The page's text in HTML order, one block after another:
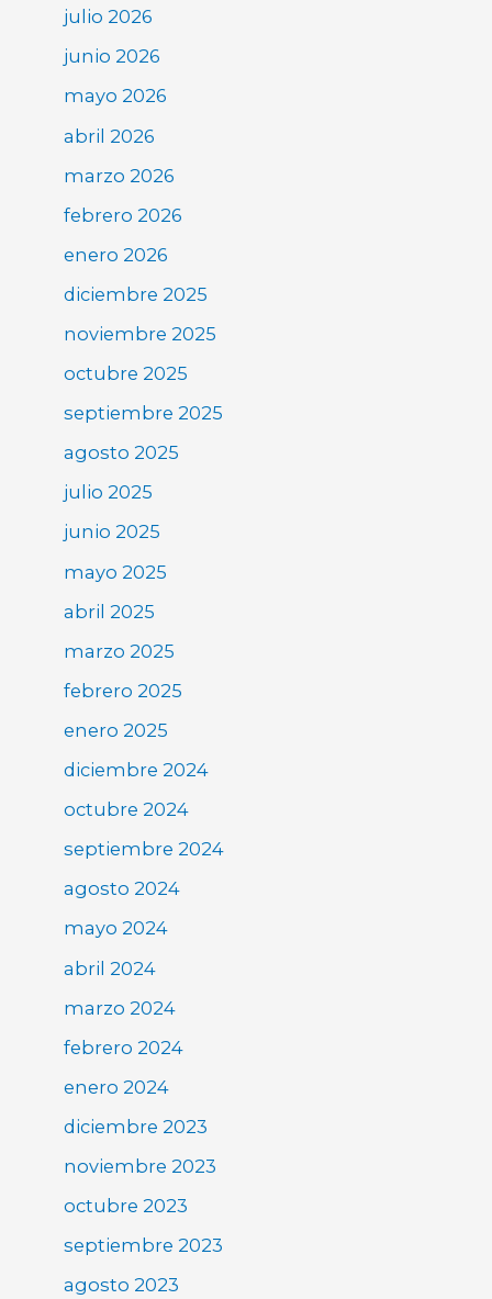
julio 2026
junio 2026
mayo 2026
abril 2026
marzo 2026
febrero 2026
enero 2026
diciembre 2025
noviembre 2025
octubre 2025
septiembre 2025
agosto 2025
julio 2025
junio 2025
mayo 2025
abril 2025
marzo 2025
febrero 2025
enero 2025
diciembre 2024
octubre 2024
septiembre 2024
agosto 2024
mayo 2024
abril 2024
marzo 2024
febrero 2024
enero 2024
diciembre 2023
noviembre 2023
octubre 2023
septiembre 2023
agosto 2023